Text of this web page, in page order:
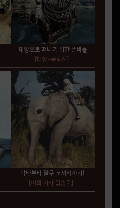
대양으로 떠나기 위한 준비물
[대양-중범선]
낙타부터 달구 코끼리까지!
[이외 기타 탑승물]